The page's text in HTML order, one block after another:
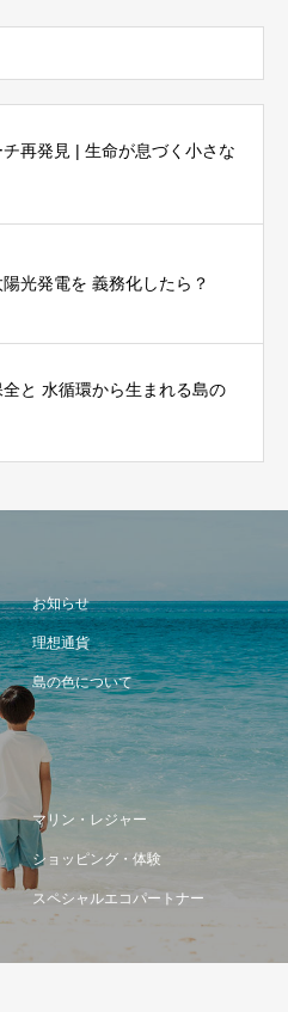
再発見 | 生命が息づく小さな
光発電を 義務化したら？
と 水循環から生まれる島の
お知らせ
理想通貨
島の色について
マリン・レジャー
ショッピング・体験
スペシャルエコパートナー